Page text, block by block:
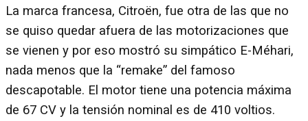
La marca francesa, Citroën, fue otra de las que no
se quiso quedar afuera de las motorizaciones que
se vienen y por eso mostró su simpático E-Méhari,
nada menos que la “remake” del famoso
descapotable. El motor tiene una potencia máxima
de 67 CV y la tensión nominal es de 410 voltios.